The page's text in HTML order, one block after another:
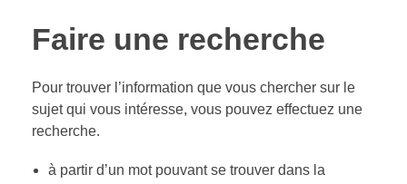
Faire une recherche
Pour trouver l’information que vous chercher sur le
sujet qui vous intéresse, vous pouvez effectuez une
recherche.
à partir d’un mot pouvant se trouver dans la